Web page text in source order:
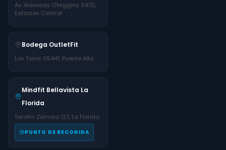
Av. Alameda O'Higgins 3470,
Estación Central
Bodega OutletFit
Los Toros 05441, Puente Alto
Mindfit Bellavista La
Florida
Serafin Zamora 127, La Florida
PUNTO DE RECOGIDA